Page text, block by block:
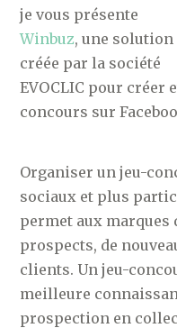
je vous présente
Winbuz, une solution
créée par la société
EVOCLIC pour créer
concours sur
Organiser un jeu-
sociaux et plus
permet aux marques
prospects, de
clients. Un jeu-
meilleure
prospection en